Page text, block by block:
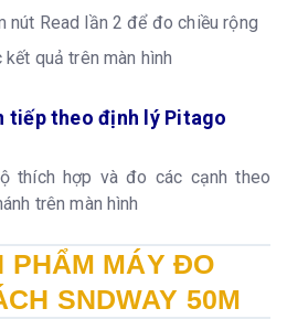
nút Read lần 2 để đo chiều rộng
quả trên màn hình
tiếp theo định lý Pitago
thích hợp và đo các cạnh theo
trên màn hình
PHẨM MÁY ĐO
SNDWAY 50M